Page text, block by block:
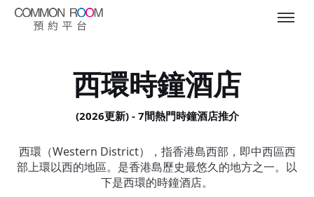
西環時鐘酒店
(2026更新) - 7間熱門時鐘酒店推介
西環（Western District），指香港島西部，即中西區西
部上環以西的地區。是香港島歷史最悠久的地方之一。以
下是西環的時鐘酒店。